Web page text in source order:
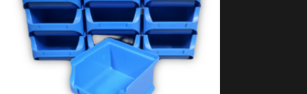
Aanhanger onderdelen
Afzetmateriaal
Automotive
Bakken